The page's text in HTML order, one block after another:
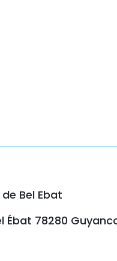
Bel Ebat
Ébat 78280